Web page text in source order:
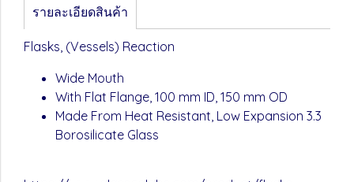
รายละเอียดสินค้า
Flasks, (Vessels) Reaction
Wide Mouth
With Flat Flange, 100 mm ID, 150 mm OD
Made From Heat Resistant, Low Expansion 3.3
Borosilicate Glass